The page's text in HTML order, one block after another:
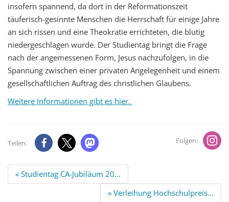
insofern spannend, da dort in der Reformationszeit
täuferisch-gesinnte Menschen die Herrschaft für einige Jahre
an sich rissen und eine Theokratie errichteten, die blutig
niedergeschlagen wurde. Der Studientag bringt die Frage
nach der angemessenen Form, Jesus nachzufolgen, in die
Spannung zwischen einer privaten Angelegenheit und einem
gesellschaftlichen Auftrag des christlichen Glaubens.
Weitere Informationen gibt es hier.
Teilen: Folgen:
Beitrags
Navigation
« Studientag CA-Jubiläum 20...
» Verleihung Hochschulpreis...